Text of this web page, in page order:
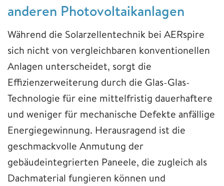
anderen Photovoltaikanlagen
Während die Solarzellentechnik bei AERspire
sich nicht von vergleichbaren konventionellen
Anlagen unterscheidet, sorgt die
Effizienzerweiterung durch die Glas-Glas-
Technologie für eine mittelfristig dauerhaftere
und weniger für mechanische Defekte anfällige
Energiegewinnung. Herausragend ist die
geschmackvolle Anmutung der
gebäudeintegrierten Paneele, die zugleich als
Dachmaterial fungieren können und